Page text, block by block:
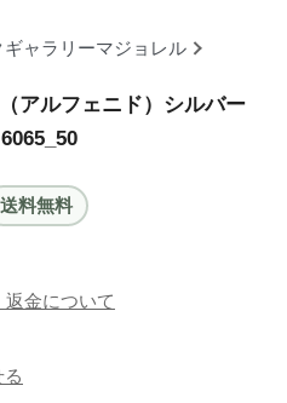
ャラリーマジョレル
アルフェニド）シルバー
送料無料
返金について